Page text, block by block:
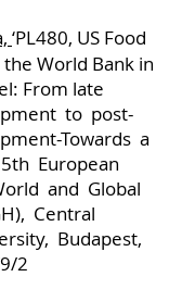
‘PL480, US Food
World Bank in
From late
to post-
Towards a
European
and Global
Central
Budapest,
2